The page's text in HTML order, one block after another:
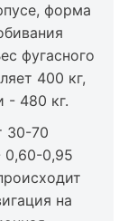
форма
фугасного
400 кг,
- 480 кг.
30-70
0,60-0,95
на